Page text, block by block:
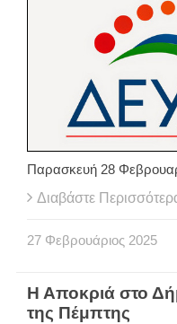
Παρασκευή 28
Διαβάστε
27 Φεβρουάριος 2025
Η Αποκριά στο
της Πέμπτης